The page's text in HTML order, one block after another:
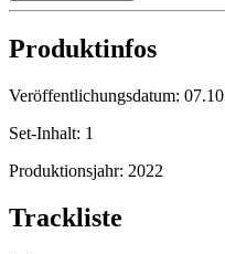
Produktinfos
Veröffentlichungsdatum:
Set-Inhalt: 1
Produktionsjahr: 2022
Trackliste